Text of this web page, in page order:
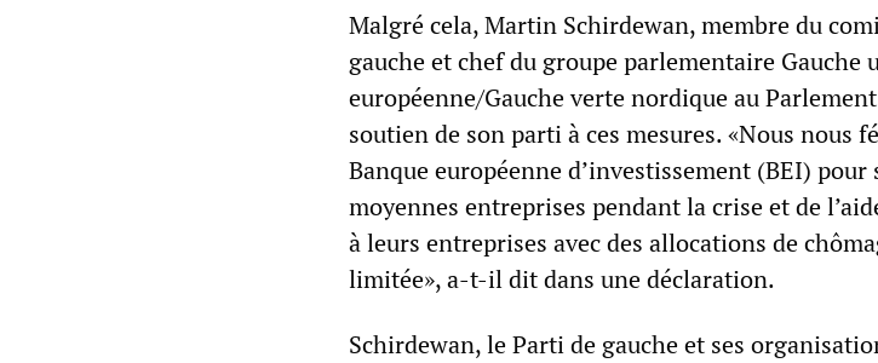
Malgré cela, Martin Schirdewan, membre du
gauche et chef du groupe parlementaire Gauche
européenne/Gauche verte nordique au
soutien de son parti à ces mesures. «Nous nous
Banque européenne d’investissement (BEI)
moyennes entreprises pendant la crise et de
à leurs entreprises avec des allocations de
limitée», a-t-il dit dans une déclaration.
Schirdewan, le Parti de gauche et ses